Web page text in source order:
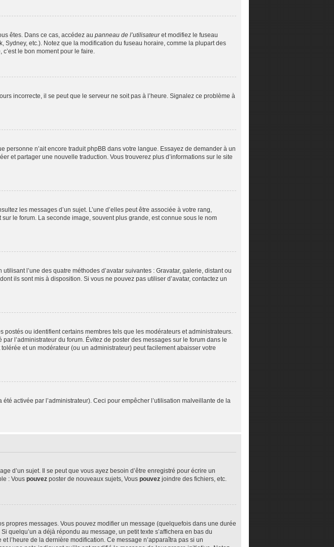
êtes. Dans ce cas, accédez au panneau de l’utilisateuret modifiez le fuseau
Sydney, etc.). Notez que la modification du fuseau horaire, comme la plupart des
c’est le bon moment pour le faire.
incorrecte, il se peut que le serveur ne soit pas à l’heure. Signalez ce problème à
personne n’ait encore traduit phpBB dans votre langue. Essayez de demander à un
et partager une nouvelle traduction. Vous trouverez plus d’informations sur le site
les messages d’un sujet. L’une d’elles peut être associée à votre rang,
le forum. La seconde image, souvent plus grande, est connue sous le nom
l’une des quatre méthodes d’avatar suivantes : Gravatar, galerie, distant ou
ils sont mis à disposition. Si vous ne pouvez pas utiliser d’avatar, contactez un
ou identifient certains membres tels que les modérateurs et administrateurs.
l’administrateur du forum. Évitez de poster des messages sur le forum dans le
et un modérateur (ou un administrateur) peut facilement abaisser votre
activée par l’administrateur). Ceci pour empêcher l’utilisation malveillante de la
d’un sujet. Il se peut que vous ayez besoin d’être enregistré pour écrire un
: Vous pouvez poster de nouveaux sujets, Vous pouvez joindre des fichiers, etc.
propres messages. Vous pouvez modifier un message (quelquefois dans une durée
quelqu’un a déjà répondu au message, un petit texte s’affichera en bas du
l’heure de la dernière modification. Ce message n’apparaîtra pas si un